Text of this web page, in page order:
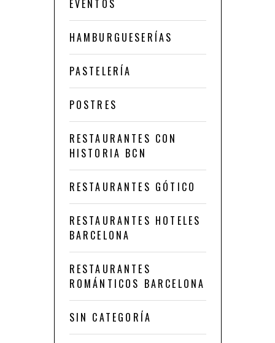
EVENTOS
HAMBURGUESERÍAS
PASTELERÍA
POSTRES
RESTAURANTES CON
HISTORIA BCN
RESTAURANTES GÓTICO
RESTAURANTES HOTELES
BARCELONA
RESTAURANTES
ROMÁNTICOS BARCELONA
SIN CATEGORÍA